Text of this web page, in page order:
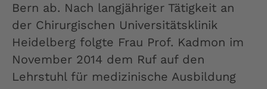
Bern ab. Nach langjähriger Tätigkeit an
der Chirurgischen Universitätsklinik
Heidelberg folgte Frau Prof. Kadmon im
November 2014 dem Ruf auf den
Lehrstuhl für medizinische Ausbildung